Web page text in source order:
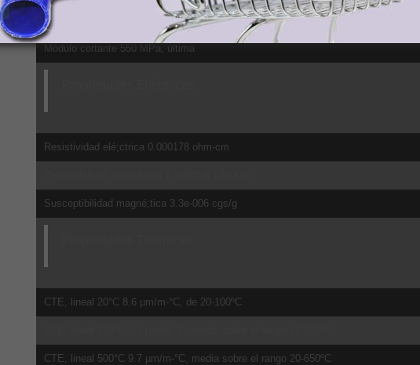
Módulo cortante 44 GPa
Módulo cortante 550 MPa, última
Resistividad elé;ctrica 0.000178 ohm-cm
Susceptibilidad magné;tica 3.3e-006 cgs/g
CTE, lineal 20°C 8.6 µm/m-°C, de 20-100ºC
CTE, lineal 500°C 9.7 µm/m-°C, media sobre el rango 20-650ºC